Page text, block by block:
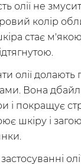
олії не
колір
стає
олії
Вона
і покращує
шкіру і